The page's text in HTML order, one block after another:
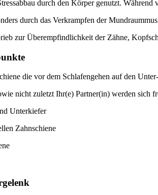
durch den Körper genutzt.
durch das Verkrampfen der
zur Überempfindlichkeit der Zähne,
die vor dem Schlafengehen auf den
nicht zuletzt Ihr(e) Partner(in) werden sich
Unterkiefer
Zahnschiene